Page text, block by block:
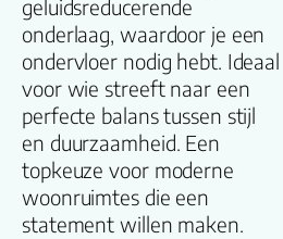
geluidsreducerende
onderlaag, waardoor je een
ondervloer nodig hebt. Ideaal
voor wie streeft naar een
perfecte balans tussen stijl
en duurzaamheid. Een
topkeuze voor moderne
woonruimtes die een
statement willen maken.